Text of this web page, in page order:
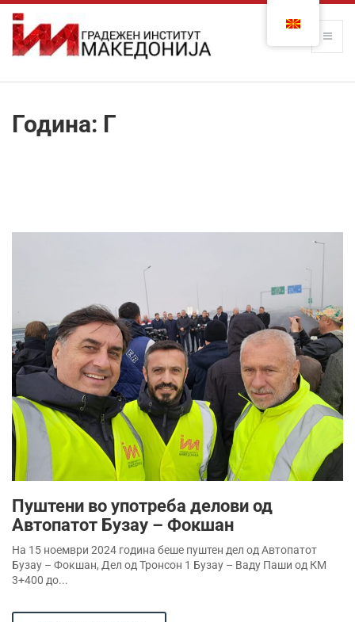
Година: Г
Пуштени во употреба делови од
Автопатот Бузау – Фокшан
На 15 ноември 2024 година беше пуштен дел од Автопатот
Бузау – Фокшан, Дел од Тронсон 1 Бузау – Ваду Паши од КМ
3+400 до...